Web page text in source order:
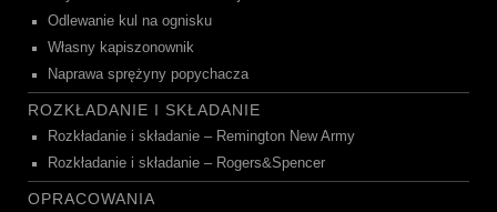
Odlewanie kul na ognisku
Własny kapiszonownik
Naprawa sprężyny popychacza
ROZKŁADANIE I SKŁADANIE
Rozkładanie i składanie – Remington New Army
Rozkładanie i składanie – Rogers&Spencer
OPRACOWANIA